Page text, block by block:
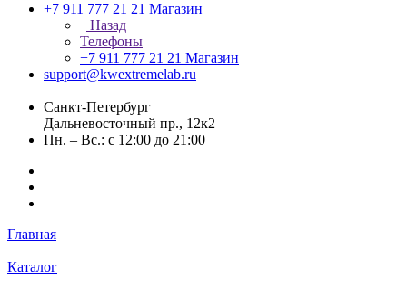
+7 911 777 21 21 Магазин
Назад
Телефоны
+7 911 777 21 21 Магазин
support@kwextremelab.ru
Санкт-Петербург
Дальневосточный пр., 12к2
Пн. – Вс.: с 12:00 до 21:00
Главная
Каталог